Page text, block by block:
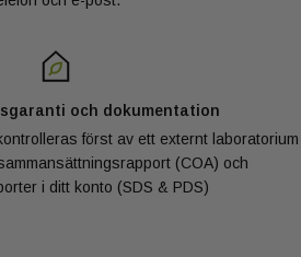
och dokumentation
först av ett externt laboratorium
(COA) och
i ditt konto (SDS & PDS)